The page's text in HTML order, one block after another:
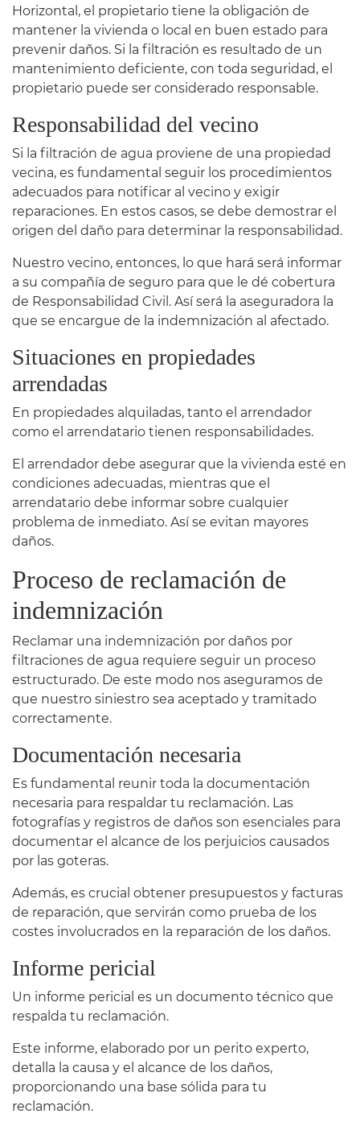
Horizontal, el propietario tiene la obligación de
mantener la vivienda o local en buen estado para
prevenir daños. Si la filtración es resultado de un
mantenimiento deficiente, con toda seguridad, el
propietario puede ser considerado responsable.
Responsabilidad del vecino
Si la filtración de agua proviene de una propiedad
vecina, es fundamental seguir los procedimientos
adecuados para notificar al vecino y exigir
reparaciones. En estos casos, se debe demostrar el
origen del daño para determinar la responsabilidad.
Nuestro vecino, entonces, lo que hará será informar
a su compañía de seguro para que le dé cobertura
de Responsabilidad Civil. Así será la aseguradora la
que se encargue de la indemnización al afectado.
Situaciones en propiedades
arrendadas
En propiedades alquiladas, tanto el arrendador
como el arrendatario tienen responsabilidades.
El arrendador debe asegurar que la vivienda esté en
condiciones adecuadas, mientras que el
arrendatario debe informar sobre cualquier
problema de inmediato. Así se evitan mayores
daños.
Proceso de reclamación de
indemnización
Reclamar una indemnización por daños por
filtraciones de agua requiere seguir un proceso
estructurado. De este modo nos aseguramos de
que nuestro siniestro sea aceptado y tramitado
correctamente.
Documentación necesaria
Es fundamental reunir toda la documentación
necesaria para respaldar tu reclamación. Las
fotografías y registros de daños son esenciales para
documentar el alcance de los perjuicios causados
por las goteras.
Además, es crucial obtener presupuestos y facturas
de reparación, que servirán como prueba de los
costes involucrados en la reparación de los daños.
Informe pericial
Un informe pericial es un documento técnico que
respalda tu reclamación.
Este informe, elaborado por un perito experto,
detalla la causa y el alcance de los daños,
proporcionando una base sólida para tu
reclamación.